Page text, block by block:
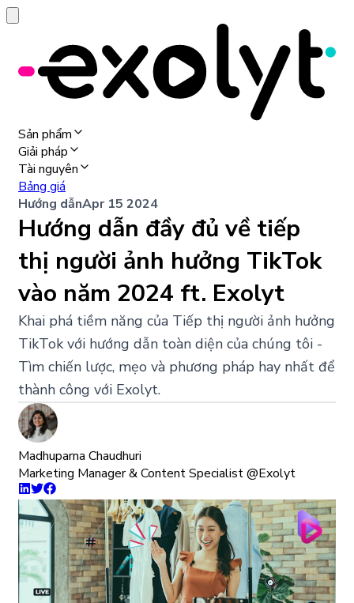
Sản phẩm
Giải pháp
Tài nguyên
Bảng giá
Hướng dẫnApr 15 2024
Hướng dẫn đầy đủ về tiếp
thị người ảnh hưởng TikTok
vào năm 2024 ft. Exolyt
Khai phá tiềm năng của Tiếp thị người ảnh hưởng
TikTok với hướng dẫn toàn diện của chúng tôi -
Tìm chiến lược, mẹo và phương pháp hay nhất để
thành công với Exolyt.
Madhuparna Chaudhuri
Marketing Manager & Content Specialist @Exolyt